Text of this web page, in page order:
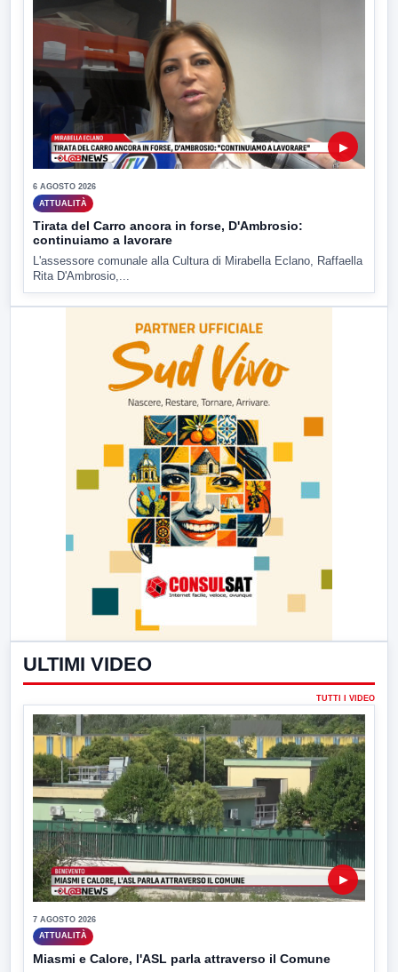
▶
6 AGOSTO 2026
ATTUALITÀ
Tirata del Carro ancora in forse, D'Ambrosio:
continuiamo a lavorare
L'assessore comunale alla Cultura di Mirabella Eclano, Raffaella
Rita D'Ambrosio,...
ULTIMI VIDEO
TUTTI I VIDEO
▶
7 AGOSTO 2026
ATTUALITÀ
Miasmi e Calore, l'ASL parla attraverso il Comune